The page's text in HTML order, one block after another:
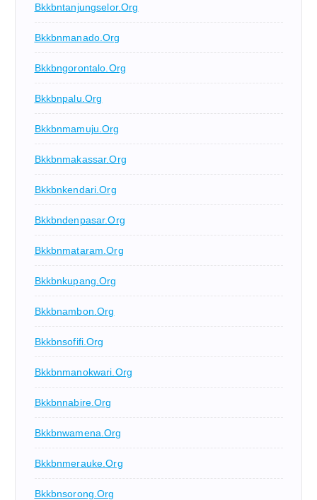
Bkkbntanjungselor.org
Bkkbnmanado.org
Bkkbngorontalo.org
Bkkbnpalu.org
Bkkbnmamuju.org
Bkkbnmakassar.org
Bkkbnkendari.org
Bkkbndenpasar.org
Bkkbnmataram.org
Bkkbnkupang.org
Bkkbnambon.org
Bkkbnsofifi.org
Bkkbnmanokwari.org
Bkkbnnabire.org
Bkkbnwamena.org
Bkkbnmerauke.org
Bkkbnsorong.org